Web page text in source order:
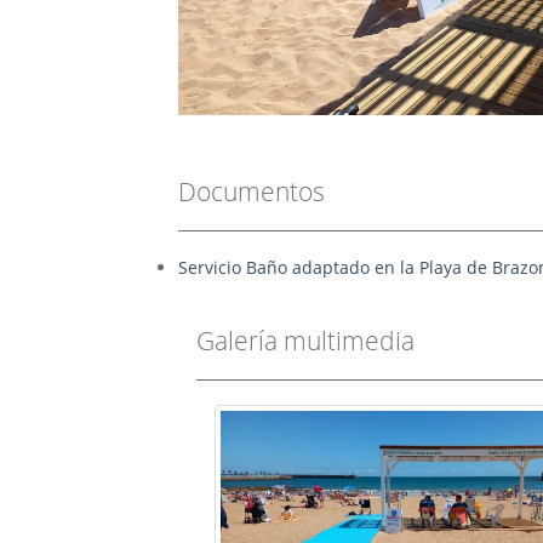
Documentos
Servicio Baño adaptado en la Playa de
Galería multimedia